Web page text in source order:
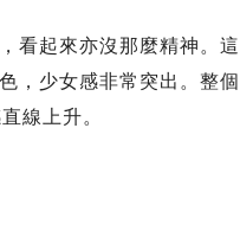
看起來亦沒那麼精神。這
，少女感非常突出。整個
線上升。